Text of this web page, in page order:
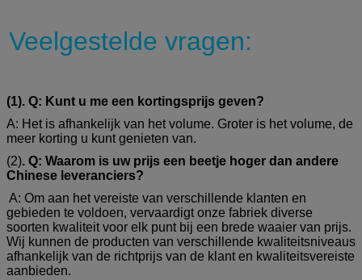
Veelgestelde vragen:
(1). Q: Kunt u me een kortingsprijs geven?
A: Het is afhankelijk van het volume. Groter is het volume, de
meer korting u kunt genieten van.
(2). Q: Waarom is uw prijs een beetje hoger dan andere
Chinese leveranciers?
A: Om aan het vereiste van verschillende klanten en
gebieden te voldoen, vervaardigt onze fabriek diverse
soorten kwaliteit voor elk punt bij een brede waaier van prijs.
Wij kunnen de producten van verschillende kwaliteitsniveaus
afhankelijk van de richtprijs van de klant en kwaliteitsvereiste
aanbieden.